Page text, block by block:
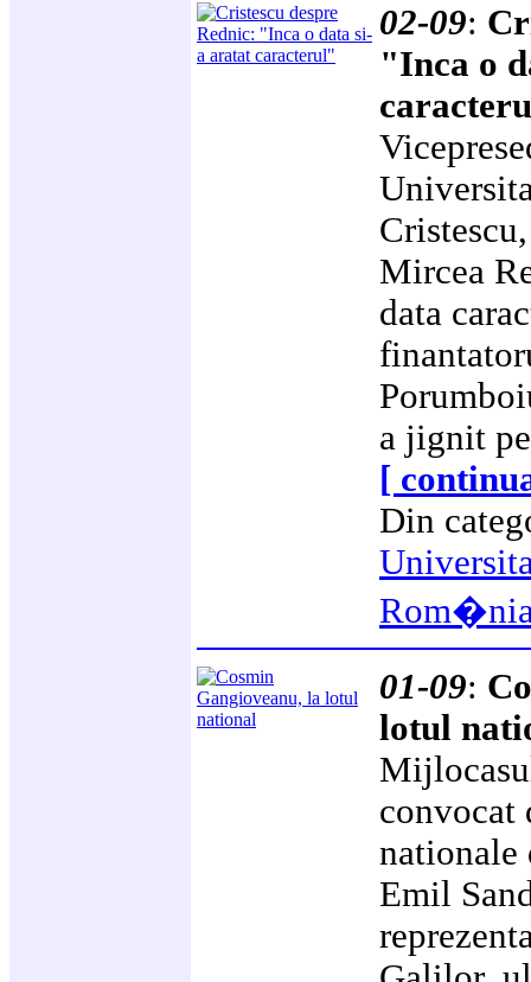
02-09:
"Inca o
Mircea
data
a jignit
[
Din
01-09:
lotul
convocat
nationale
Emil